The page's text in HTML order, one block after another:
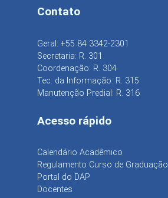
Contato
Geral: +55 84 3342-2301
Secretaria: R. 301
Coordenação: R. 304
Tec. da Informação: R. 315
Manutenção Predial: R. 316
Acesso rápido
Calendário Acadêmico
Regulamento Curso de Graduação
Portal do DAP
Docentes